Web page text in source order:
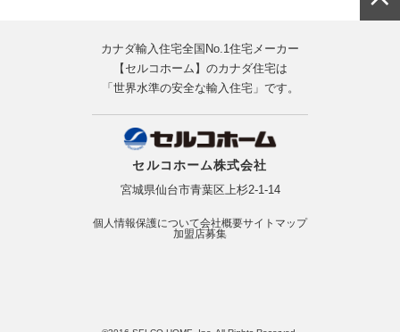
カナダ輸入住宅全国No.1住宅メーカー
【セルコホーム】のカナダ住宅は
「世界水準の安全な輸入住宅」です。
セルコホーム株式会社
宮城県仙台市青葉区上杉2-1-14
個人情報保護について会社概要サイトマップ
加盟店募集